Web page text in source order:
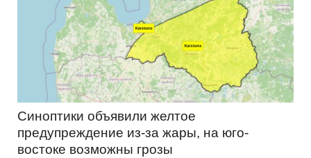
Синоптики объявили желтое
предупреждение из-за жары, на юго-
востоке возможны грозы